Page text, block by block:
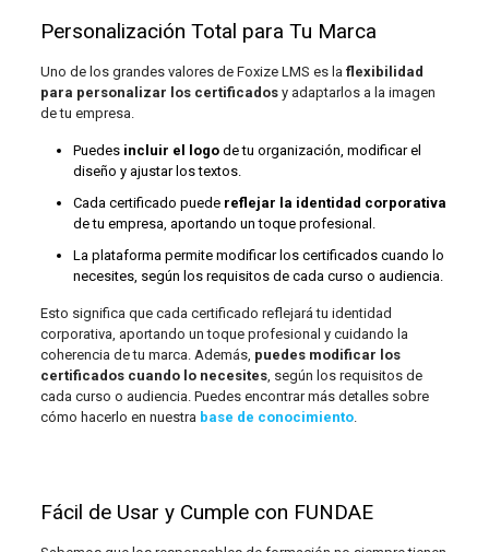
Personalización Total para Tu Marca
Uno de los grandes valores de Foxize LMS es la flexibilidad
para personalizar los certificadosy adaptarlos a la imagen
de tu empresa.
Puedes incluir el logode tu organización, modificar el
diseño y ajustar los textos.
Cada certificado puede reflejar la identidad corporativa
de tu empresa, aportando un toque profesional.
La plataforma permite modificar los certificados cuando lo
necesites, según los requisitos de cada curso o audiencia.
Esto significa que cada certificado reflejará tu identidad
corporativa, aportando un toque profesional y cuidando la
coherencia de tu marca. Además, puedes modificar los
certificados cuando lo necesites, según los requisitos de
cada curso o audiencia. Puedes encontrar más detalles sobre
cómo hacerlo en nuestra base de conocimiento.
Fácil de Usar y Cumple con FUNDAE